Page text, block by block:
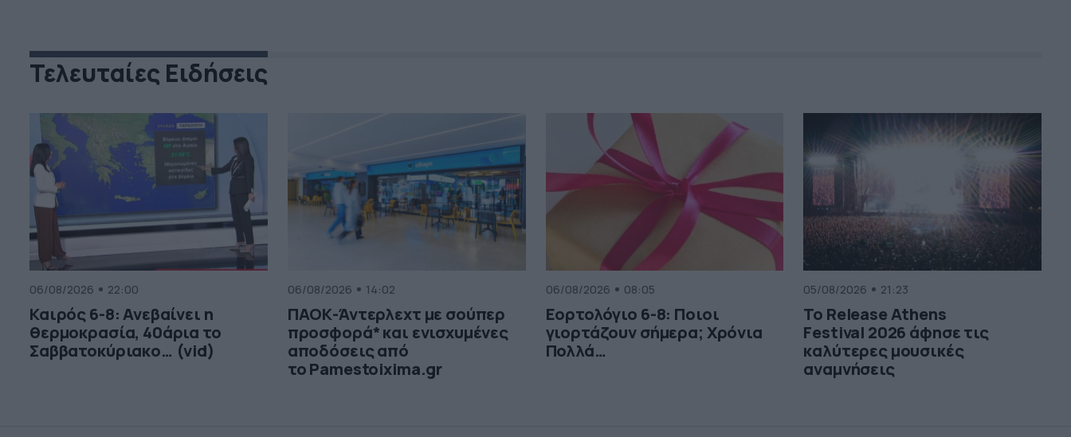
Τελευταίες Ειδήσεις
06/08/2026 22:00
Καιρός 6-8: Ανεβαίνει η
θερμοκρασία, 40άρια το
Σαββατοκύριακο… (vid)
06/08/2026 14:02
ΠΑΟΚ-Άντερλεχτ με σούπερ
προσφορά* και ενισχυμένες
αποδόσεις από
το Pamestoixima.gr
06/08/2026 08:05
Εορτολόγιο 6-8: Ποιοι
γιορτάζουν σήμερα; Χρόνια
Πολλά…
05/08/2026 21:23
Το Release Athens
Festival 2026 άφησε τις
καλύτερες μουσικές
αναμνήσεις